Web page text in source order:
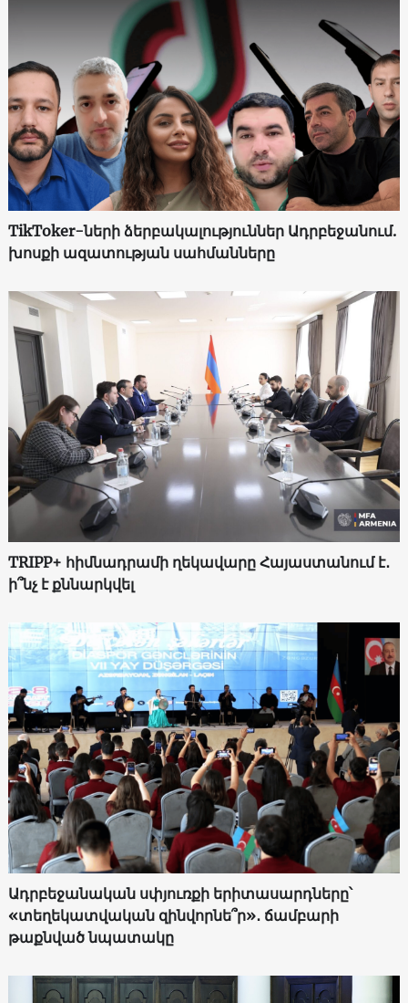
TikToker-ների ձերբակալություններ Ադրբեջանում.
խոսքի ազատության սահմանները
TRIPP+ հիմնադրամի ղեկավարը Հայաստանում է․
ի՞նչ է քննարկվել
Ադրբեջանական սփյուռքի երիտասարդները՝
«տեղեկատվական զինվորնե՞ր»․ ճամբարի
թաքնված նպատակը